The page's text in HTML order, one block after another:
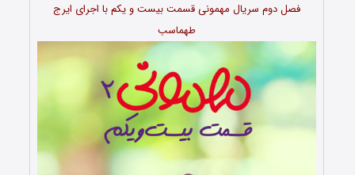
فصل دوم سریال مهمونی قسمت بیست و یکم با اجرای ایرج
طهماسب